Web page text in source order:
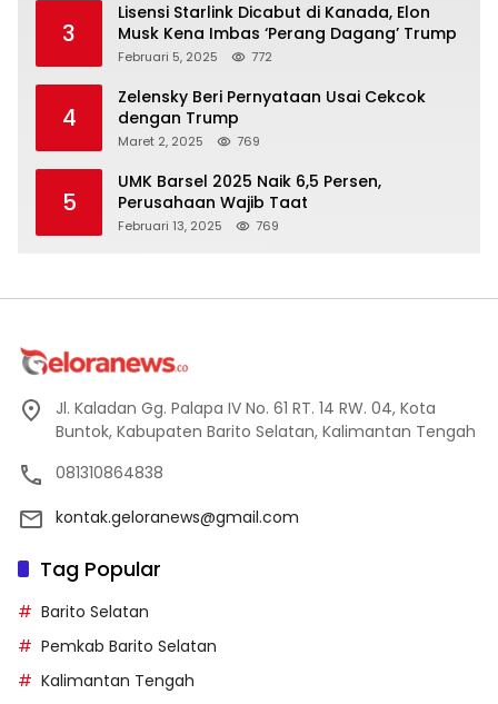
3
Lisensi Starlink Dicabut di Kanada, Elon
Musk Kena Imbas ‘Perang Dagang’ Trump
Februari 5, 2025 772
4
Zelensky Beri Pernyataan Usai Cekcok
dengan Trump
Maret 2, 2025 769
5
UMK Barsel 2025 Naik 6,5 Persen,
Perusahaan Wajib Taat
Februari 13, 2025 769
Jl. Kaladan Gg. Palapa IV No. 61 RT. 14 RW. 04, Kota
Buntok, Kabupaten Barito Selatan, Kalimantan Tengah
081310864838
kontak.geloranews@gmail.com
Tag Popular
Barito Selatan
Pemkab Barito Selatan
Kalimantan Tengah